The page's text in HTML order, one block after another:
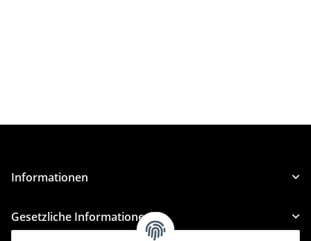
Informationen
Gesetzliche Informationen